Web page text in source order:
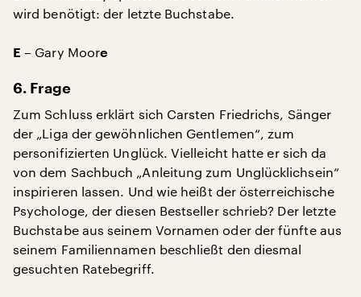
wird benötigt: der letzte Buchstabe.
E – Gary Moore
6. Frage
Zum Schluss erklärt sich Carsten Friedrichs, Sänger
der „Liga der gewöhnlichen Gentlemen“, zum
personifizierten Unglück. Vielleicht hatte er sich da
von dem Sachbuch „Anleitung zum Unglücklichsein“
inspirieren lassen. Und wie heißt der österreichische
Psychologe, der diesen Bestseller schrieb? Der letzte
Buchstabe aus seinem Vornamen oder der fünfte aus
seinem Familiennamen beschließt den diesmal
gesuchten Ratebegriff.